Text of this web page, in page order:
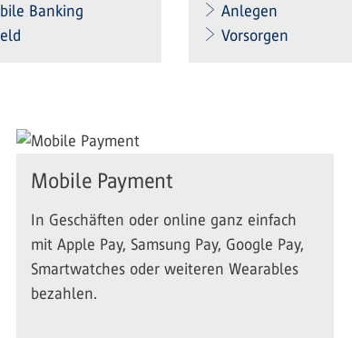
Banking
Anlegen
Vorsorgen
Mobile Payment
In Geschäften oder online ganz einfach
mit Apple Pay, Samsung Pay, Google Pay,
Smartwatches oder weiteren Wearables
bezahlen.